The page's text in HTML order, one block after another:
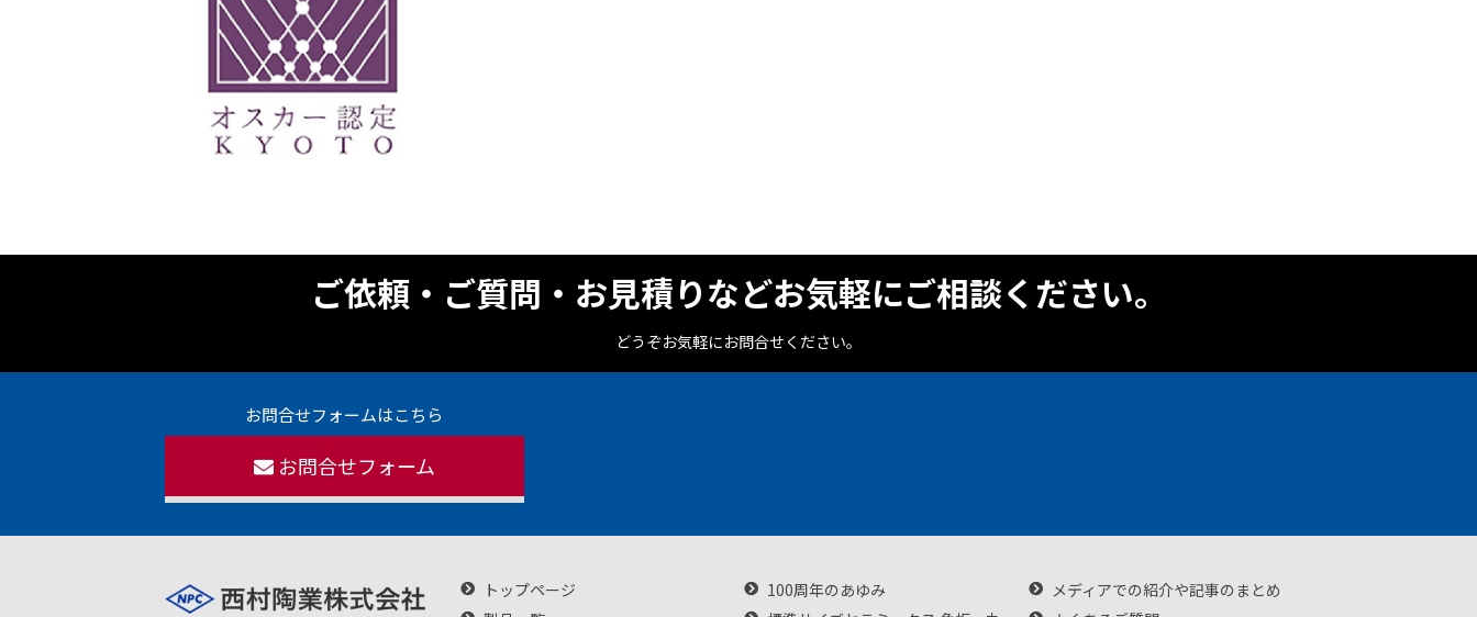
ご依頼・ご質問・お見積りなどお気軽にご相談ください。
どうぞお気軽にお問合せください。
お問合せフォームはこちら
お問合せフォーム
トップページ
100周年のあゆみ
メディアでの紹介や記事のまとめ